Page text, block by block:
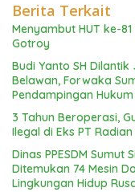
Berita Terkait
Menyambut HUT ke-
Gotroy
Budi Yanto SH
Belawan, Forwaka
Pendampingan
3 Tahun Beroperasi,
Ilegal di Eks PT
Dinas PPESDM Sumut
Ditemukan 74 Mesin
Lingkungan Hidup